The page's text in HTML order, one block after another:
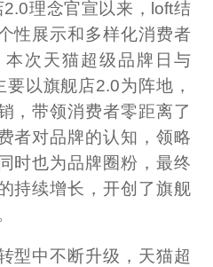
理念官宣以来，loft结
性展示和多样化消费者
次天猫超级品牌日与
以旗舰店2.0为阵地，
，带领消费者零距离了
者对品牌的认知，领略
时也为品牌圈粉，最终
持续增长，开创了旗舰
型中不断升级，天猫超